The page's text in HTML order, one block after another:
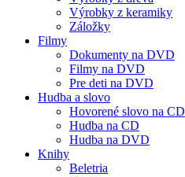
Výrobky z keramiky
Záložky
Filmy
Dokumenty na DVD
Filmy na DVD
Pre deti na DVD
Hudba a slovo
Hovorené slovo na CD
Hudba na CD
Hudba na DVD
Knihy
Beletria